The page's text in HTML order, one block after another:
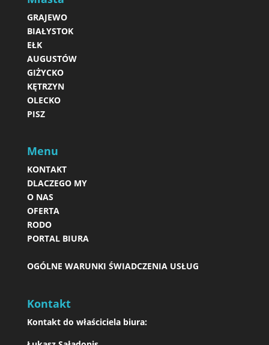
GRAJEWO
BIAŁYSTOK
EŁK
AUGUSTÓW
GIŻYCKO
KĘTRZYN
OLECKO
PISZ
Menu
KONTAKT
DLACZEGO MY
O NAS
OFERTA
RODO
PORTAL BIURA
OGÓLNE WARUNKI ŚWIADCZENIA USŁUG
Kontakt
Kontakt do właściciela biura: